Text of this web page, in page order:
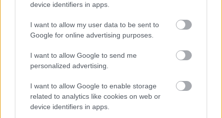
device identifiers in apps.
I want to allow my user data to be sent to
Google for online advertising purposes.
I want to allow Google to send me
personalized advertising.
I want to allow Google to enable storage
related to analytics like cookies on web or
device identifiers in apps.
Könyvkritika - Bodnár Gyöngyi Gina
(szerk.): Stigma (2021)